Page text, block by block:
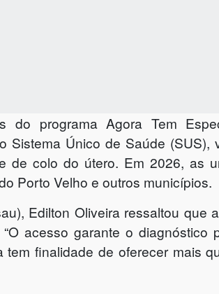
do programa Agora Tem
Sistema Único de Saúde (SUS),
de colo do útero. Em 2026, as
Porto Velho e outros municípios.
Edilton Oliveira ressaltou que
acesso garante o diagnóstico
finalidade de oferecer mais